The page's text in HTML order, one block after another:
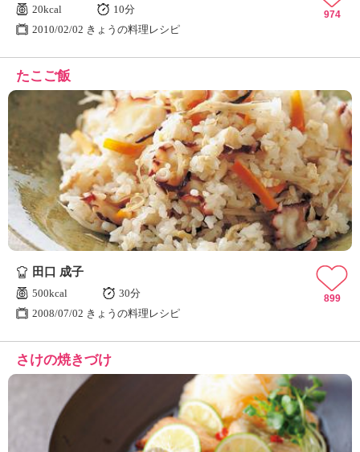
20kcal
10分
2010/02/02 きょうの料理レシピ
974
たこご飯
田口 成子
500kcal
30分
2008/07/02 きょうの料理レシピ
899
さけの焼きづけ